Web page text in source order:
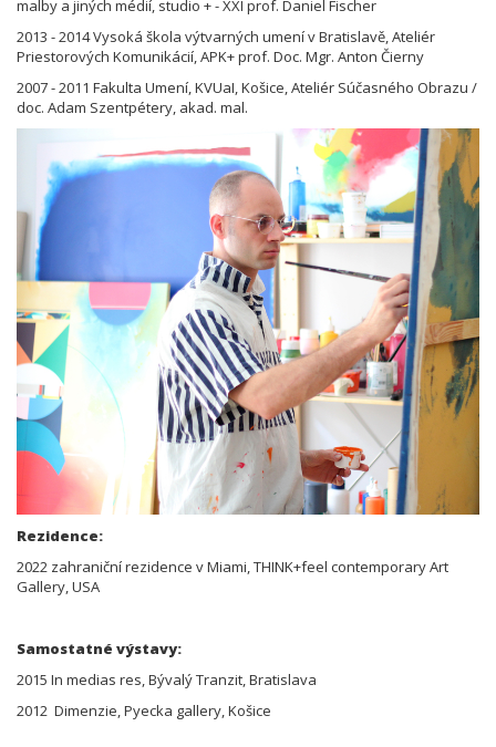
malby a jiných médií, studio + - XXI prof. Daniel Fischer
2013 - 2014 Vysoká škola výtvarných umení v Bratislavě, Ateliér
Priestorových Komunikácií, APK+ prof. Doc. Mgr. Anton Čierny
2007 - 2011 Fakulta Umení, KVUaI, Košice, Ateliér Súčasného Obrazu /
doc. Adam Szentpétery, akad. mal.
Rezidence:
2022 zahraniční rezidence v Miami, THINK+feel contemporary Art
Gallery, USA
Samostatné výstavy:
2015 In medias res, Bývalý Tranzit, Bratislava
2012 Dimenzie, Pyecka gallery, Košice